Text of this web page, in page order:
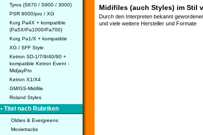
Tyros (S670 / S900 / 3000)
PSR 9000/pro / XG
Korg Pa4X + kompatible
(Pa5X/Pa1000/Pa700)
Korg Pa1/X + kompatible
XG / SFF Style
Ketron SD-1/7/9/40/90 +
kompatible Ketron Event -
MidjayPro
Ketron X1/X4
GM/GS-Midifile
Roland Styles
• Titel nach Rubriken
Oldies & Evergreens
Movietracks
Midifiles (auch Styles) im Stil
Durch den Interpreten bekannt
und viele weitere Hersteller und Formate